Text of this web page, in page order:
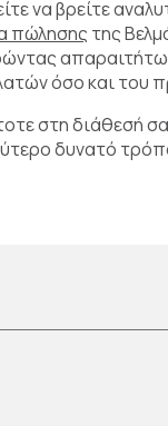
να βρείτε
πώλησης της
όσο και του
στη διάθεσή
δυνατό